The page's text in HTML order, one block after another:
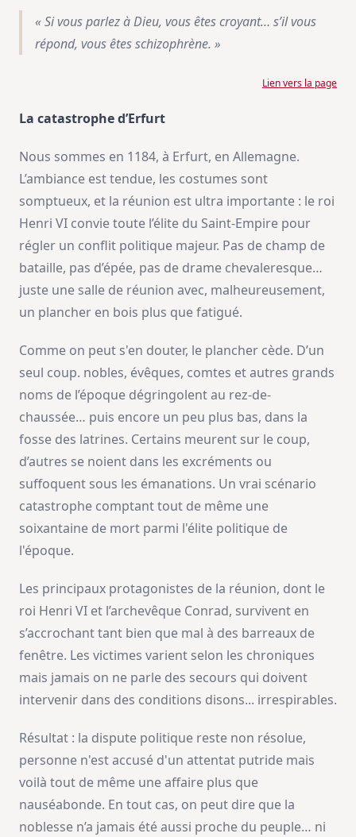
«Si vous parlez à Dieu, vous êtes croyant… s’il vous
répond, vous êtes schizophrène. »
Lien vers la page
La catastrophe d’Erfurt
Nous sommes en 1184, à Erfurt, en Allemagne.
L’ambiance est tendue, les costumes sont
somptueux, et la réunion est ultra importante : le roi
Henri VI convie toute l’élite du Saint-Empire pour
régler un conflit politique majeur. Pas de champ de
bataille, pas d’épée, pas de drame chevaleresque…
juste une salle de réunion avec, malheureusement,
un plancher en bois plus que fatigué.
Comme on peut s'en douter, le plancher cède. D’un
seul coup. nobles, évêques, comtes et autres grands
noms de l’époque dégringolent au rez-de-
chaussée… puis encore un peu plus bas, dans la
fosse des latrines. Certains meurent sur le coup,
d’autres se noient dans les excréments ou
suffoquent sous les émanations. Un vrai scénario
catastrophe comptant tout de même une
soixantaine de mort parmi l'élite politique de
l'époque.
Les principaux protagonistes de la réunion, dont le
roi Henri VI et l’archevêque Conrad, survivent en
s’accrochant tant bien que mal à des barreaux de
fenêtre. Les victimes varient selon les chroniques
mais jamais on ne parle des secours qui doivent
intervenir dans des conditions disons... irrespirables.
Résultat : la dispute politique reste non résolue,
personne n'est accusé d'un attentat putride mais
voilà tout de même une affaire plus que
nauséabonde. En tout cas, on peut dire que la
noblesse n’a jamais été aussi proche du peuple… ni